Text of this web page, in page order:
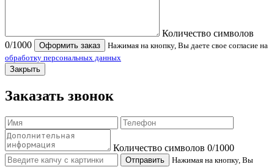
Количество символов
0/1000 Оформить заказ
Нажимая на кнопку, Вы даете свое согласие на
обработку персональных данных
Закрыть
Заказать звонок
Количество символов 0/1000
Отправить
Нажимая на кнопку, Вы